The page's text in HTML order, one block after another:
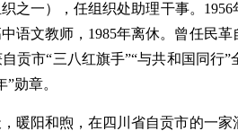
之一），任组织处助理干事。
语文教师，1985年离休。曾任民
贡市“三八红旗手”“与共和国同行”
勋章。
，暖阳和煦，在四川省自贡市的一